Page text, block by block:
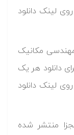
لینک دانلود
مکانیک
دانلود هر یک
لینک دانلود
منتشر شده